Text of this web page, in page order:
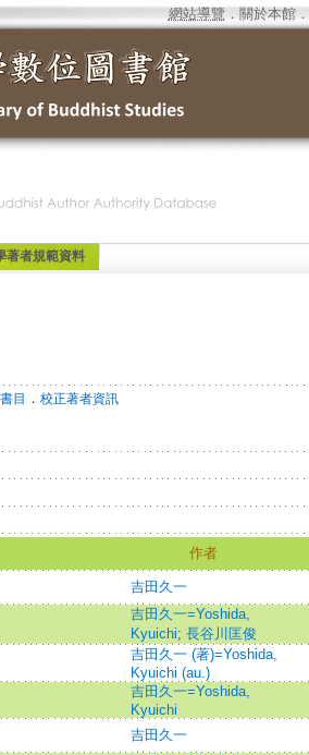
網站導覽 ． 關於本館．
著者規範資料
目 ． 校正著者資訊
作者
吉田久一
吉田久一=Yoshida,
Kyuichi; 長谷川匡俊
吉田久一 (著)=Yoshida,
Kyuichi (au.)
吉田久一=Yoshida,
Kyuichi
吉田久一